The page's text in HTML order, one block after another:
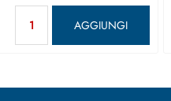
AGGIUNGI